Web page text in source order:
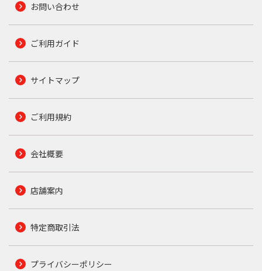
お問い合わせ
ご利用ガイド
サイトマップ
ご利用規約
会社概要
店舗案内
特定商取引法
プライバシーポリシー